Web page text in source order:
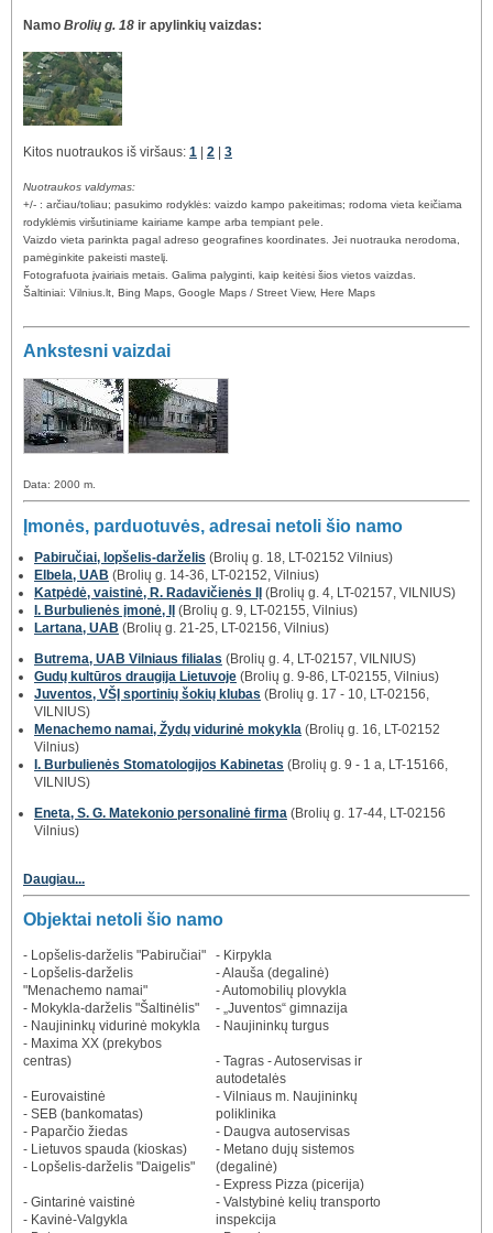
Namo Brolių g. 18 ir apylinkių vaizdas:
Kitos nuotraukos iš viršaus: 1 2 3
Nuotraukos valdymas:
+/- : arčiau/toliau; pasukimo rodyklės: vaizdo kampo pakeitimas; rodoma vieta keičiama
rodyklėmis viršutiniame kairiame kampe arba tempiant pele.
Vaizdo vieta parinkta pagal adreso geografines koordinates. Jei nuotrauka nerodoma,
pamėginkite pakeisti mastelį.
Fotografuota įvairiais metais. Galima palyginti, kaip keitėsi šios vietos vaizdas.
Šaltiniai: Vilnius.lt, Bing Maps, Google Maps / Street View, Here Maps
Ankstesni vaizdai
Data: 2000 m.
Įmonės, parduotuvės, adresai netoli šio namo
Pabiručiai, lopšelis-darželis (Brolių g. 18, LT-02152 Vilnius)
Elbela, UAB (Brolių g. 14-36, LT-02152, Vilnius)
Katpėdė, vaistinė, R. Radavičienės IĮ (Brolių g. 4, LT-02157, VILNIUS)
I. Burbulienės įmonė, IĮ (Brolių g. 9, LT-02155, Vilnius)
Lartana, UAB (Brolių g. 21-25, LT-02156, Vilnius)
Butrema, UAB Vilniaus filialas (Brolių g. 4, LT-02157, VILNIUS)
Gudų kultūros draugija Lietuvoje (Brolių g. 9-86, LT-02155, Vilnius)
Juventos, VŠĮ sportinių šokių klubas (Brolių g. 17 - 10, LT-02156,
VILNIUS)
Menachemo namai, Žydų vidurinė mokykla (Brolių g. 16, LT-02152
Vilnius)
I. Burbulienės Stomatologijos Kabinetas (Brolių g. 9 - 1 a, LT-15166,
VILNIUS)
Eneta, S. G. Matekonio personalinė firma (Brolių g. 17-44, LT-02156
Vilnius)
Daugiau...
Objektai netoli šio namo
- Lopšelis-darželis "Pabiručiai"
- Lopšelis-darželis
"Menachemo namai"
- Mokykla-darželis "Šaltinėlis"
- Naujininkų vidurinė mokykla
- Maxima XX (prekybos
centras)
- Eurovaistinė
- SEB (bankomatas)
- Paparčio žiedas
- Lietuvos spauda (kioskas)
- Lopšelis-darželis "Daigelis"
- Kirpykla
- Alauša (degalinė)
- Automobilių plovykla
- „Juventos“ gimnazija
- Naujininkų turgus
- Tagras - Autoservisas ir
autodetalės
- Vilniaus m. Naujininkų
poliklinika
- Daugva autoservisas
- Metano dujų sistemos
(degalinė)
- Express Pizza (picerija)
- Gintarinė vaistinė
- Kavinė-Valgykla
- Valstybinė kelių transporto
inspekcija